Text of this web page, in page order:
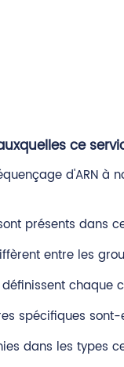
ce
d'ARN à
présents dans
entre les
chaque
spécifiques
dans les types